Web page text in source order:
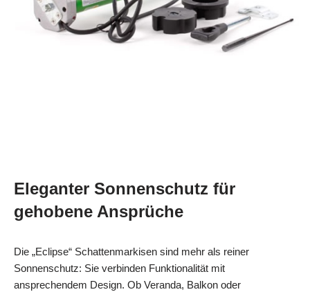
Eleganter Sonnenschutz für
gehobene Ansprüche
Die „Eclipse“ Schattenmarkisen sind mehr als reiner
Sonnenschutz: Sie verbinden Funktionalität mit
ansprechendem Design. Ob Veranda, Balkon oder